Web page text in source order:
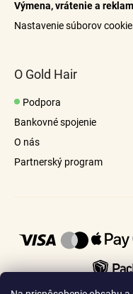
info@goldhair.cz
Výmena, vrátenie a
Nastavenie súborov
O Gold Hair
Podpora
Bankovné spojenie
O nás
Partnerský program